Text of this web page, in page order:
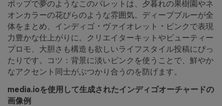
ポップで夢のようなこのパレットは、夕暮れの果樹園やネ
オンカラーの花びらのような雰囲気。ディープブルーが全
体をまとめ、インディゴ・ヴァイオレット・ピンクで表現
力豊かな仕上がりに。クリエイターキットやビューティー
プロモ、大胆さも構造も欲しいライフスタイル投稿にぴっ
たりです。コツ：背景に淡いピンクを使うことで、鮮やか
なアクセント同士がぶつかり合うのを防げます。
media.ioを使用して生成されたインディゴオーチャードの
画像例